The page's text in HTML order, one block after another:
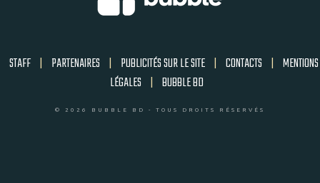
STAFF | PARTENAIRES | PUBLICITÉS SUR LE SITE | CONTACTS | MENTIONS
LÉGALES | BUBBLE BD
© 2026 BUBBLE BD - TOUS DROITS RÉSERVÉS